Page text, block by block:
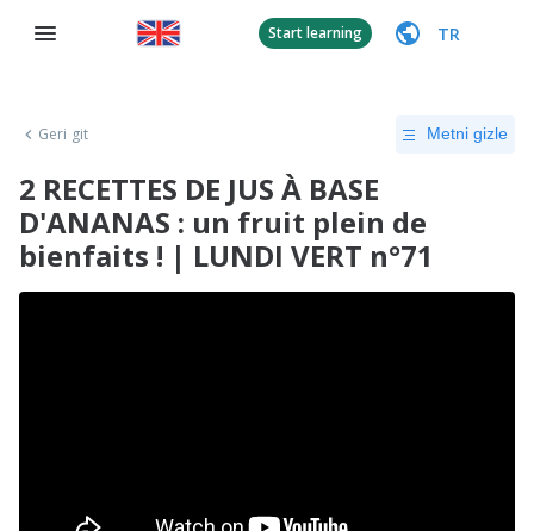
Start learning TR
Geri git Metni gizle
2 RECETTES DE JUS À BASE
D'ANANAS : un fruit plein de
bienfaits ! | LUNDI VERT n°71